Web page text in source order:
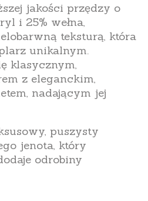
jakości przędzy o
i 25% wełna,
teksturą, która
unikalnym.
klasycznym,
z eleganckim,
nadającym jej
puszysty
jenota, który
odrobiny